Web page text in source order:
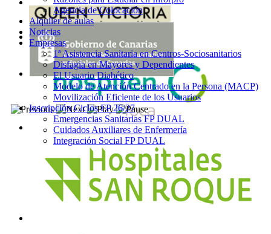
Agencia de Colocación
Alquiler de aulas
Noticias
Empresas
1ª Asistencia Sanitaria en Centros-Sociosanitarios
Disfagia en Mayores y Dependientes
El Usuario Diabético
Modelo de Atención Centrado en la Persona (MACP)
Movilización Eficiente de los Usuarios
Inscripción Ciclos FP 26/27
Emergencias Sanitarias FP DUAL
Cuidados Auxiliares de Enfermería
Integración Social FP DUAL